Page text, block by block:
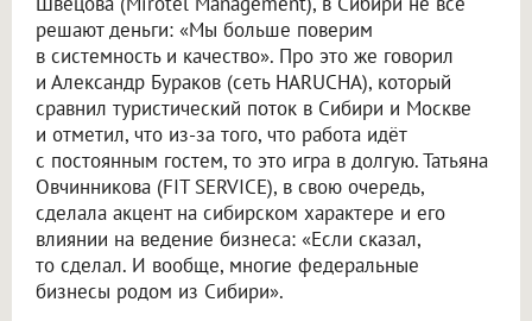
решают деньги: «Мы больше поверим
в системность и качество». Про это же говорил
и Александр Бураков (сеть HARUCHA), который
сравнил туристический поток в Сибири и Москве
и отметил, что из-за того, что работа идёт
с постоянным гостем, то это игра в долгую. Татьяна
Овчинникова (FIT SERVICE), в свою очередь,
сделала акцент на сибирском характере и его
влиянии на ведение бизнеса: «Если сказал,
то сделал. И вообще, многие федеральные
бизнесы родом из Сибири».